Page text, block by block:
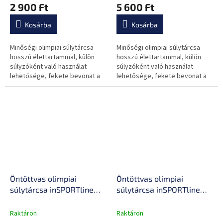
2 900 Ft
Kosárba
Minőségi olimpiai súlytárcsa
hosszú élettartammal, külön
súlyzóként való használat
lehetősége, fekete bevonat a
kopás ellen.
5 600 Ft
Kosárba
Minőségi olimpiai súlytárcsa
hosszú élettartammal, külön
súlyzóként való használat
lehetősége, fekete bevonat a
kopás ellen.
Öntöttvas olimpiai
súlytárcsa inSPORTline
mm, kopásgátló bevonat,
Raktáron
Öntöttvas olimpiai
súlytárcsa inSPORTline
mm, kopásgátló bevonat,
Raktáron